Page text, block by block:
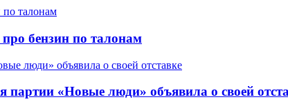
бензин по талонам
партии «Новые люди» объявила о своей